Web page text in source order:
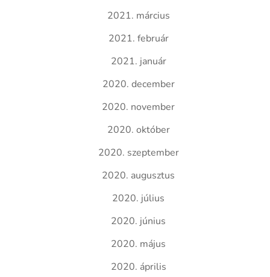
2021. március
2021. február
2021. január
2020. december
2020. november
2020. október
2020. szeptember
2020. augusztus
2020. július
2020. június
2020. május
2020. április